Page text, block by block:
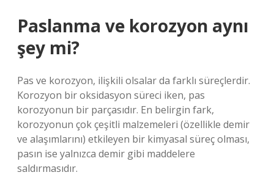
Paslanma ve korozyon aynı
şey mi?
Pas ve korozyon, ilişkili olsalar da farklı süreçlerdir.
Korozyon bir oksidasyon süreci iken, pas
korozyonun bir parçasıdır. En belirgin fark,
korozyonun çok çeşitli malzemeleri (özellikle demir
ve alaşımlarını) etkileyen bir kimyasal süreç olması,
pasın ise yalnızca demir gibi maddelere
saldırmasıdır.